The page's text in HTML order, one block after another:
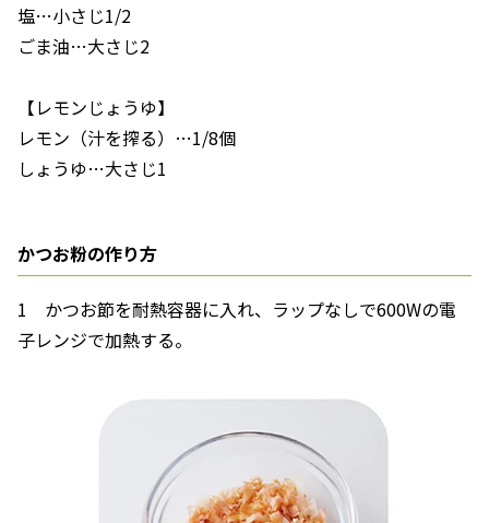
塩…小さじ1/2
ごま油…大さじ2
【レモンじょうゆ】
レモン（汁を搾る）…1/8個
しょうゆ…大さじ1
かつお粉の作り方
1 かつお節を耐熱容器に入れ、ラップなしで600Wの電
子レンジで加熱する。